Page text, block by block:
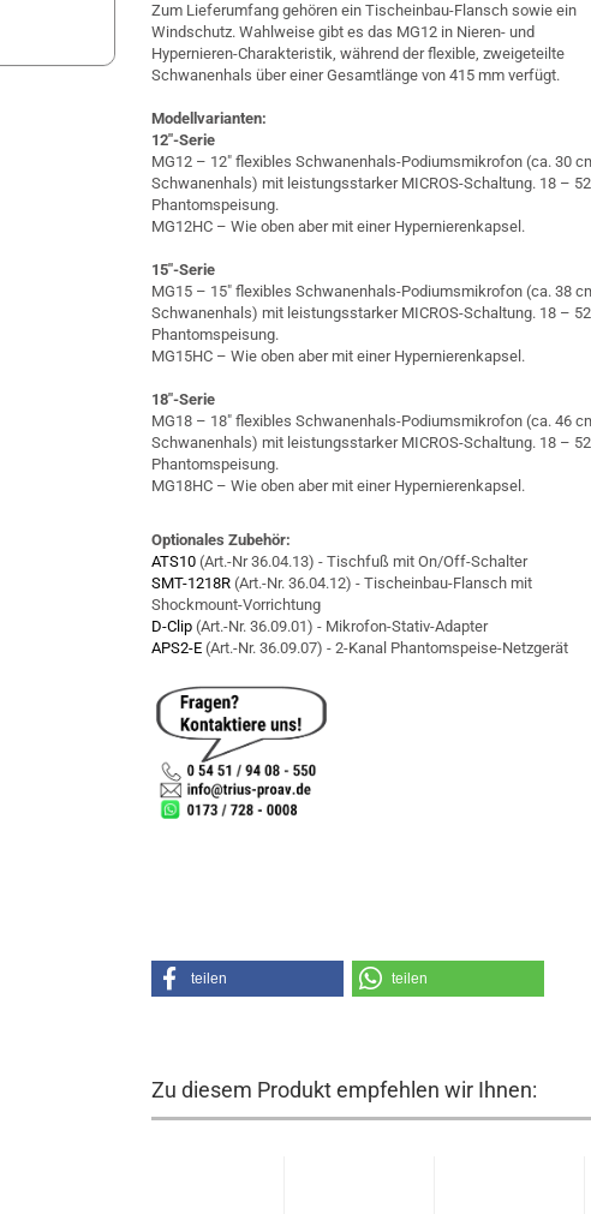
Zum Lieferumfang gehören ein Tischeinbau-Flansch sowie ein
Windschutz. Wahlweise gibt es das MG12 in Nieren- und
Hypernieren-Charakteristik, während der flexible, zweigeteilte
Schwanenhals über einer Gesamtlänge von 415 mm verfügt.
Modellvarianten:
12″-Serie
MG12 – 12″ flexibles Schwanenhals-Podiumsmikrofon (ca. 30
Schwanenhals) mit leistungsstarker MICROS-Schaltung. 18 –
Phantomspeisung.
MG12HC – Wie oben aber mit einer Hypernierenkapsel.
15″-Serie
MG15 – 15″ flexibles Schwanenhals-Podiumsmikrofon (ca. 38
Schwanenhals) mit leistungsstarker MICROS-Schaltung. 18 –
Phantomspeisung.
MG15HC – Wie oben aber mit einer Hypernierenkapsel.
18″-Serie
MG18 – 18″ flexibles Schwanenhals-Podiumsmikrofon (ca. 46
Schwanenhals) mit leistungsstarker MICROS-Schaltung. 18 –
Phantomspeisung.
MG18HC – Wie oben aber mit einer Hypernierenkapsel.
Optionales Zubehör:
ATS10 (Art.-Nr 36.04.13) - Tischfuß mit On/Off-Schalter
SMT-1218R (Art.-Nr. 36.04.12) - Tischeinbau-Flansch mit
Shockmount-Vorrichtung
D-Clip (Art.-Nr. 36.09.01) - Mikrofon-Stativ-Adapter
APS2-E (Art.-Nr. 36.09.07) - 2-Kanal Phantomspeise-Netzgerät
teilen teilen
Zu diesem Produkt empfehlen wir Ihnen: